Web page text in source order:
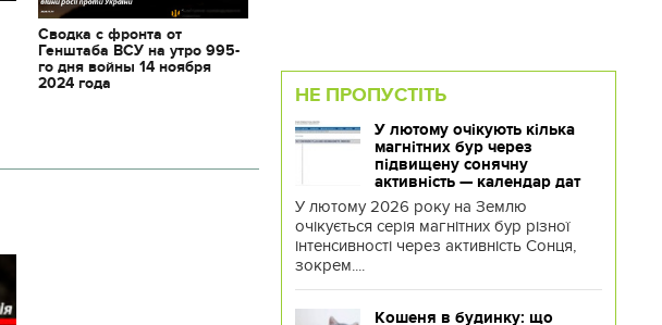
Сводка с фронта от
Генштаба ВСУ на утро 995-
го дня войны 14 ноября
2024 года
НЕ ПРОПУСТІТЬ
У лютому очікують кілька
магнітних бур через
підвищену сонячну
активність — календар дат
У лютому 2026 року на Землю
очікується серія магнітних бур різної
інтенсивності через активність Сонця,
зокрем....
Кошеня в будинку: що